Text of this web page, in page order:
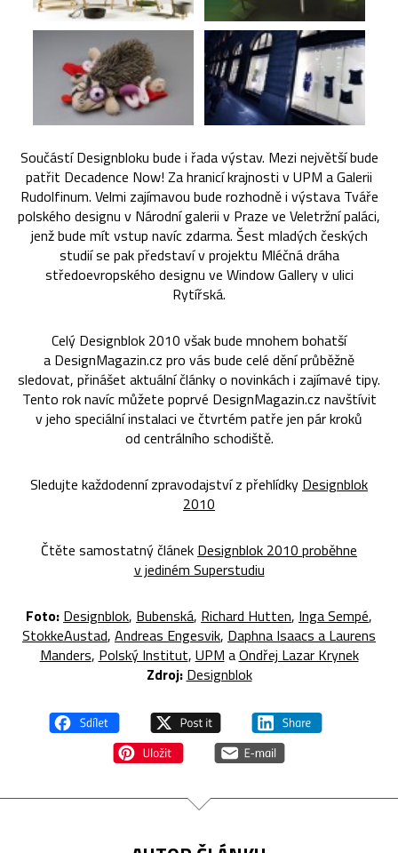
Součástí Designbloku bude i řada výstav. Mezi největší bude
patřit Decadence Now! Za hranicí krajnosti v UPM a Galerii
Rudolfinum. Velmi zajímavou bude rozhodně i výstava Tváře
polského designu v Národní galerii v Praze ve Veletržní paláci,
jenž bude mít vstup navíc zdarma. Šest mladých českých
studií se pak představí v projektu Mléčná dráha
středoevropského designu ve Window Gallery v ulici
Rytířská.
Celý Designblok 2010 však bude mnohem bohatší
a DesignMagazin.cz pro vás bude celé dění průběžně
sledovat, přinášet aktuální články o novinkách i zajímavé tipy.
Tento rok navíc můžete poprvé DesignMagazin.cz navštívit
v jeho speciální instalaci ve čtvrtém patře jen pár kroků
od centrálního schodiště.
Sledujte každodenní zpravodajství z přehlídky Designblok
2010
Čtěte samostatný článek Designblok 2010 proběhne
v jediném Superstudiu
Foto: Designblok, Bubenská, Richard Hutten, Inga Sempé,
StokkeAustad, Andreas Engesvik, Daphna Isaacs a Laurens
Manders, Polský Institut, UPM aOndřej Lazar Krynek
Zdroj: Designblok